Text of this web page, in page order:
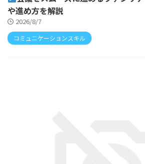
や進め方を解説
2026/8/7
コミュニケーションスキル